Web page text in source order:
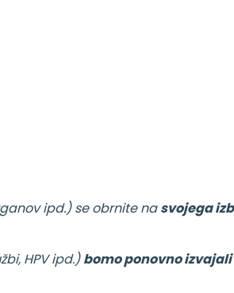
ipd.) se obrnite nasvojega
HPV ipd.)bomo ponovno